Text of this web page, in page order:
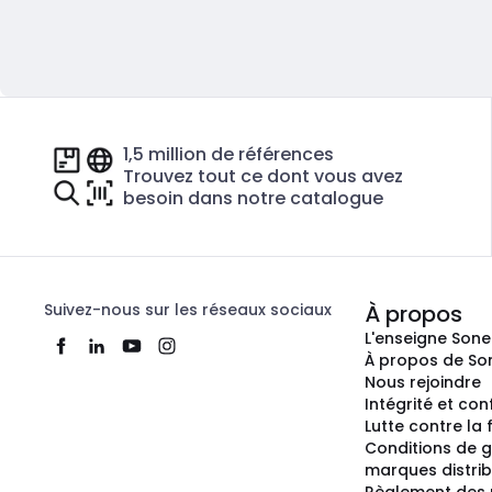
1,5 million de références
Trouvez tout ce dont vous avez
besoin dans notre catalogue
Suivez-nous sur les réseaux sociaux À propos
L'enseigne
À propos de
Nous rejoindre
Intégrité et
Lutte contre la
Conditions de
marques